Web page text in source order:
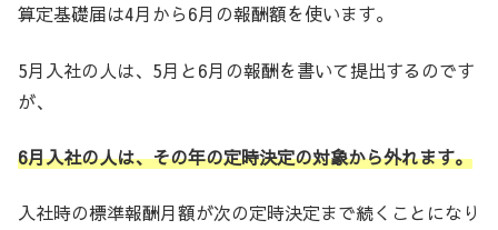
算定基礎届は4月から6月の報酬額を使います。
5月入社の人は、5月と6月の報酬を書いて提出するのです
が、
6月入社の人は、その年の定時決定の対象から外れます。
入社時の標準報酬月額が次の定時決定まで続くことになり